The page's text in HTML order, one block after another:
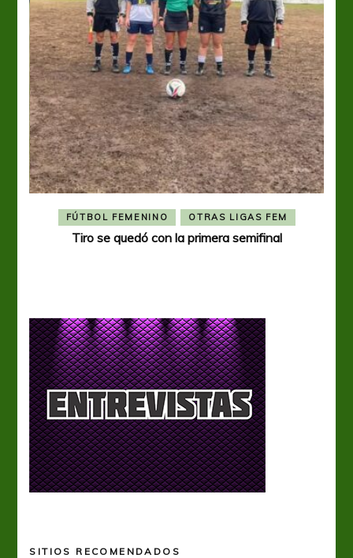
FÚTBOL FEMENINO OTRAS LIGAS FEM
Tiro se quedó con la primera semifinal
SITIOS RECOMENDADOS